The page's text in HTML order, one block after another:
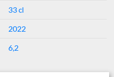
33 cl
2022
6,2